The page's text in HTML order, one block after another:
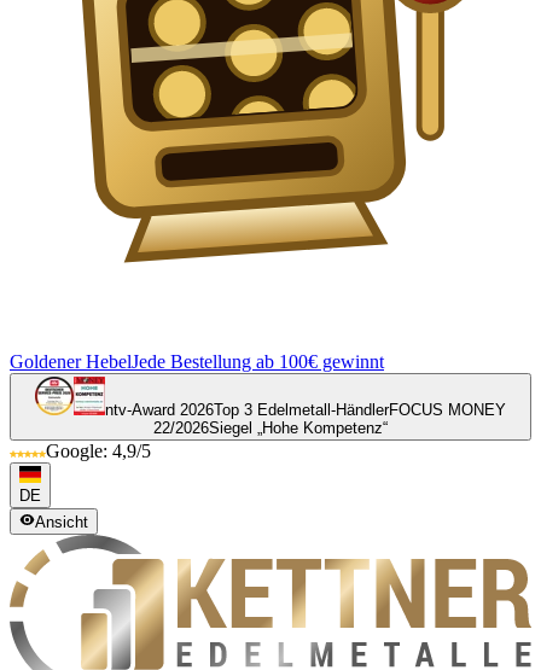
Goldener HebelJede Bestellung ab 100€ gewinnt
ntv-Award 2026Top 3 Edelmetall-HändlerFOCUS MONEY
22/2026Siegel „Hohe Kompetenz“
Google: 4,9/5
DE
Ansicht